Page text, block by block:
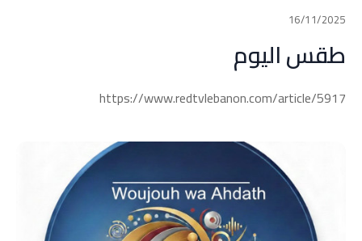
16/11/2025
طقس اليوم
https://www.redtvlebanon.com/article/5917